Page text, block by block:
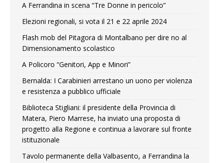
A Ferrandina in scena “Tre Donne in pericolo”
Elezioni regionali, si vota il 21 e 22 aprile 2024
Flash mob del Pitagora di Montalbano per dire no al
Dimensionamento scolastico
A Policoro “Genitori, App e Minori”
Bernalda: I Carabinieri arrestano un uono per violenza
e resistenza a pubblico ufficiale
Biblioteca Stigliani: il presidente della Provincia di
Matera, Piero Marrese, ha inviato una proposta di
progetto alla Regione e continua a lavorare sul fronte
istituzionale
Tavolo permanente della Valbasento, a Ferrandina la